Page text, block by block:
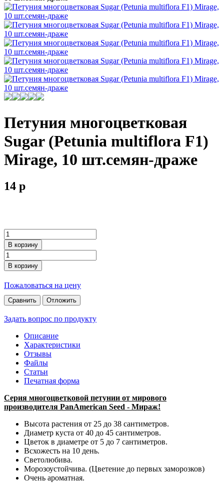
Петуния многоцветковая
Sugar (Petunia multiflora F1)
Mirage, 10 шт.семян-драже
14 p
В корзину
В корзину
Пожаловаться на цену
Сравнить Отложить
Задать вопрос по продукту
Описание
Характеристики
Отзывы
Файлы
Статьи
Печатная форма
Серия многоцветковой петунии от мирового
производителя PanAmerican Seed - Мираж!
Высота растения от 25 до 38 сантиметров.
Диаметр куста от 40 до 45 сантиметров.
Цветок в диаметре от 5 до 7 сантиметров.
Всхожесть на 10 день.
Светолюбива.
Морозоустойчива. (Цветение до первых заморозков)
Очень ароматная.